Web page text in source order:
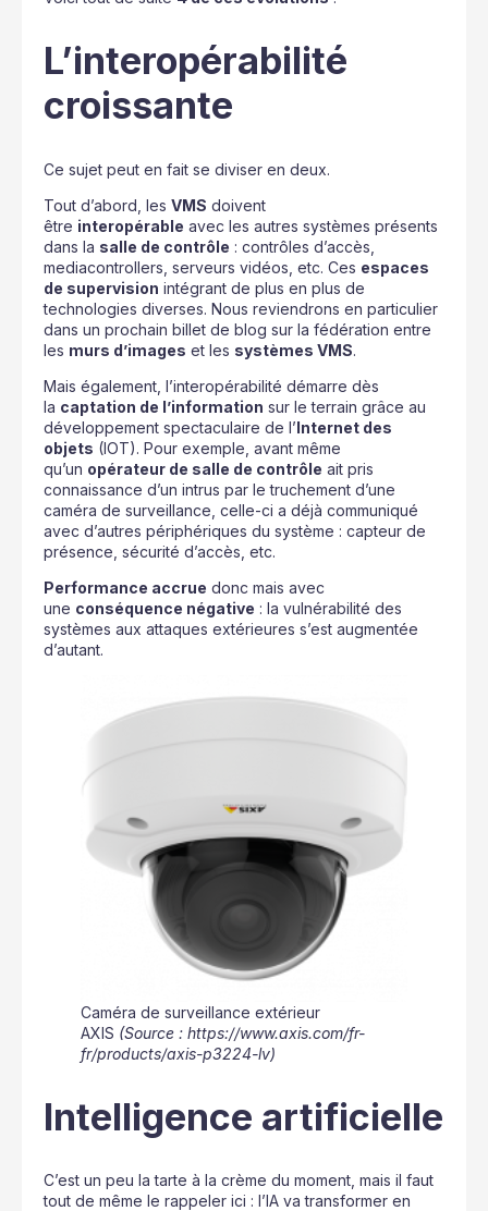
L’interopérabilité
croissante
Ce sujet peut en fait se diviser en deux.
Tout d’abord, les VMS doivent
être interopérable avec les autres systèmes présents
dans la salle de contrôle : contrôles d’accès,
mediacontrollers, serveurs vidéos, etc. Ces espaces
de supervision intégrant de plus en plus de
technologies diverses. Nous reviendrons en particulier
dans un prochain billet de blog sur la fédération entre
les murs d’images et les systèmes VMS.
Mais également, l’interopérabilité démarre dès
la captation de l’information sur le terrain grâce au
développement spectaculaire de l’Internet des
objets (IOT). Pour exemple, avant même
qu’un opérateur de salle de contrôle ait pris
connaissance d’un intrus par le truchement d’une
caméra de surveillance, celle-ci a déjà communiqué
avec d’autres périphériques du système : capteur de
présence, sécurité d’accès, etc.
Performance accrue donc mais avec
une conséquence négative : la vulnérabilité des
systèmes aux attaques extérieures s’est augmentée
d’autant.
Caméra de surveillance extérieur
AXIS (Source : https://www.axis.com/fr-
fr/products/axis-p3224-lv)
Intelligence artificielle
C’est un peu la tarte à la crème du moment, mais il faut
tout de même le rappeler ici : l’IA va transformer en